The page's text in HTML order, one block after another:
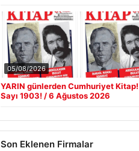
05/08/2026
YARIN günlerden Cumhuriyet Kitap!
Sayı 1903! / 6 Ağustos 2026
Son Eklenen Firmalar